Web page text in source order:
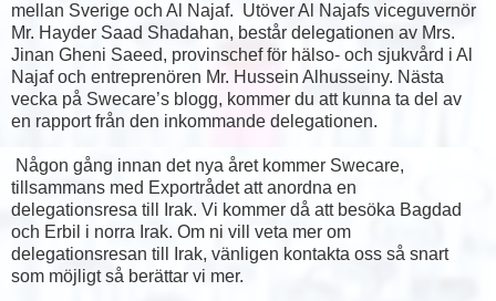
mellan Sverige och Al Najaf. Utöver Al Najafs viceguvernör
Mr. Hayder Saad Shadahan, består delegationen av Mrs.
Jinan Gheni Saeed, provinschef för hälso- och sjukvård i Al
Najaf och entreprenören Mr. Hussein Alhusseiny. Nästa
vecka på Swecare’s blogg, kommer du att kunna ta del av
en rapport från den inkommande delegationen.
Någon gång innan det nya året kommer Swecare,
tillsammans med Exportrådet att anordna en
delegationsresa till Irak. Vi kommer då att besöka Bagdad
och Erbil i norra Irak. Om ni vill veta mer om
delegationsresan till Irak, vänligen kontakta oss så snart
som möjligt så berättar vi mer.